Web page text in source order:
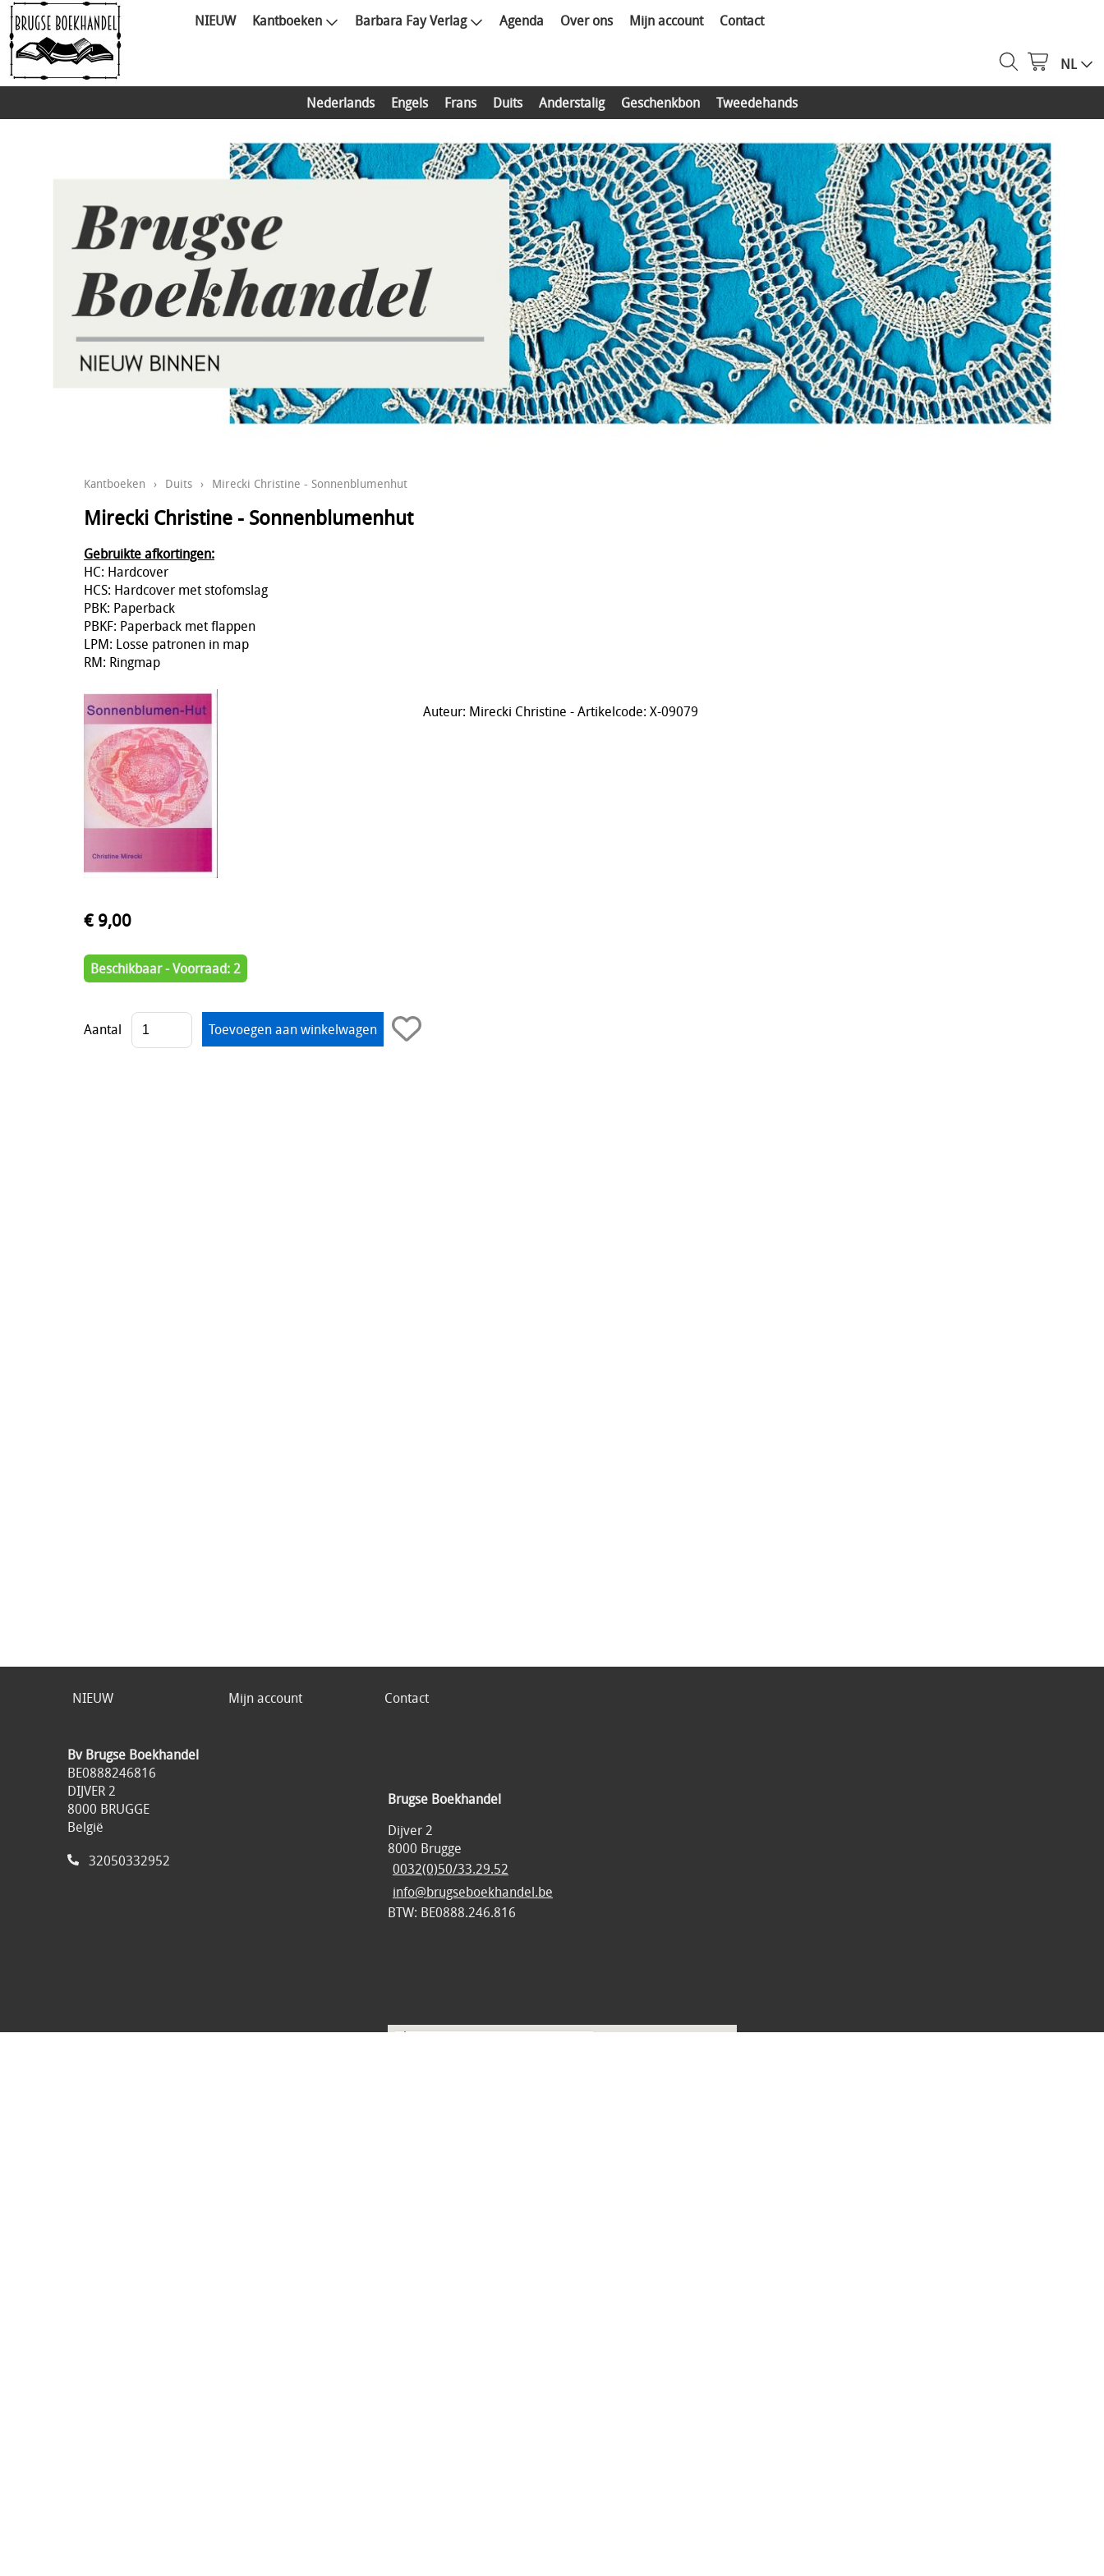
NIEUW Kantboeken Barbara Fay Verlag Agenda Over ons Mijn account Contact
NL
Nederlands Engels Frans Duits Anderstalig Geschenkbon Tweedehands
Kantboeken › Duits › Mirecki Christine - Sonnenblumenhut
Mirecki Christine - Sonnenblumenhut
Gebruikte afkortingen:
HC: Hardcover
HCS: Hardcover met stofomslag
PBK: Paperback
PBKF: Paperback met flappen
LPM: Losse patronen in map
RM: Ringmap
Auteur: Mirecki Christine - Artikelcode: X-09079
€ 9,00
Beschikbaar - Voorraad: 2
Aantal
NIEUW Mijn account Contact
Bv Brugse Boekhandel
BE0888246816
DIJVER 2
8000 BRUGGE
België
32050332952
Brugse Boekhandel
Dijver 2
8000 Brugge
0032(0)50/33.29.52
info@brugseboekhandel.be
BTW: BE0888.246.816